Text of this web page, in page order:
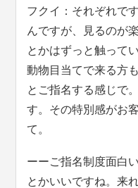
フクイ：それぞれで
んですが、見るのが
とかはずっと触って
動物目当てで来る方
とご指名する感じで
す。その特別感がお
て。
ーーご指名制度面白
とかいいですね。来